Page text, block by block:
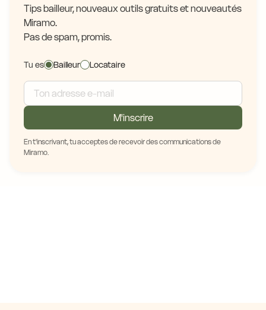
Tips bailleur, nouveaux outils gratuits et nouveautés
Miramo.
Pas de spam, promis.
Tu es Bailleur Locataire
M'inscrire
En t'inscrivant, tu acceptes de recevoir des communications de
Miramo.